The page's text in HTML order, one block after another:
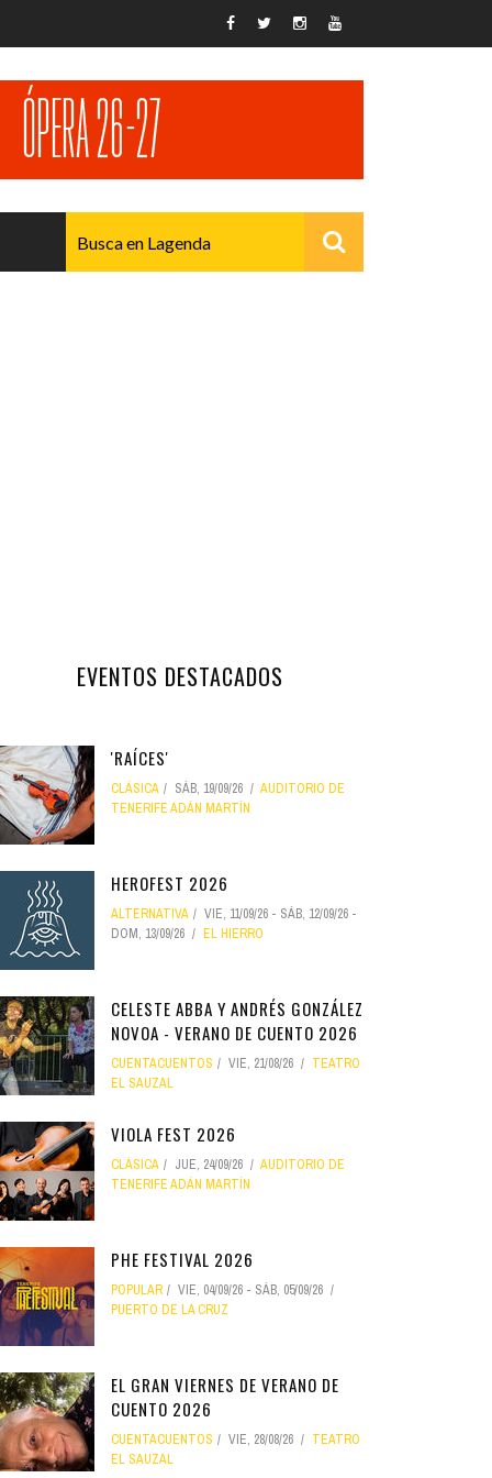
EVENTOS DESTACADOS
'RAÍCES'
CLÁSICA SÁB, 19/09/26
AUDITORIO DE
TENERIFE ADÁN MARTÍN
HEROFEST 2026
ALTERNATIVA VIE, 11/09/26 - SÁB, 12/09/26 -
DOM, 13/09/26
EL HIERRO
CELESTE ABBA Y ANDRÉS GONZÁLEZ
NOVOA - VERANO DE CUENTO 2026
CUENTACUENTOS VIE, 21/08/26
TEATRO
EL SAUZAL
VIOLA FEST 2026
CLÁSICA JUE, 24/09/26
AUDITORIO DE
TENERIFE ADÁN MARTÍN
PHE FESTIVAL 2026
POPULAR VIE, 04/09/26 - SÁB, 05/09/26
PUERTO DE LA CRUZ
EL GRAN VIERNES DE VERANO DE
CUENTO 2026
CUENTACUENTOS VIE, 28/08/26
TEATRO
EL SAUZAL